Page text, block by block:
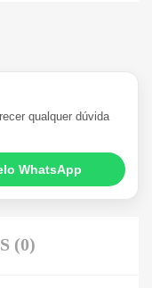
qualquer dúvida
WhatsApp
(0)